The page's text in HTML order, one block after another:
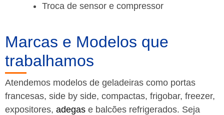
Troca de sensor e compressor
Marcas e Modelos que
trabalhamos
Atendemos modelos de geladeiras como portas
francesas, side by side, compactas, frigobar, freezer,
expositores, adegas e balcões refrigerados. Seja